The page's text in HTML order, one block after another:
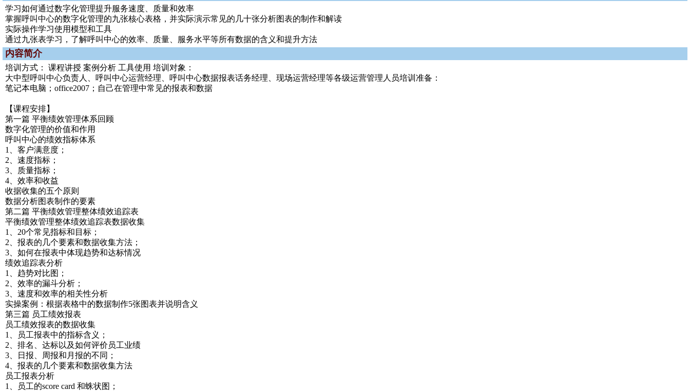
学习如何通过数字化管理提升服务速度、质量和效率
掌握呼叫中心的数字化管理的九张核心表格，并实际演示常见的几十张分析图表的制作和解读
实际操作学习使用模型和工具
通过九张表学习，了解呼叫中心的效率、质量、服务水平等所有数据的含义和提升方法
内容简介
培训方式： 课程讲授 案例分析 工具使用 培训对象：
大中型呼叫中心负责人、呼叫中心运营经理、呼叫中心数据报表话务经理、现场运营经理等各级运营管理人员培训准备：
笔记本电脑；office2007；自己在管理中常见的报表和数据
【课程安排】
第一篇 平衡绩效管理体系回顾
数字化管理的价值和作用
呼叫中心的绩效指标体系
1、客户满意度；
2、速度指标；
3、质量指标；
4、效率和收益
收据收集的五个原则
数据分析图表制作的要素
第二篇 平衡绩效管理整体绩效追踪表
平衡绩效管理整体绩效追踪表数据收集
1、20个常见指标和目标；
2、报表的几个要素和数据收集方法；
3、如何在报表中体现趋势和达标情况
绩效追踪表分析
1、趋势对比图；
2、效率的漏斗分析；
3、速度和效率的相关性分析
实操案例：根据表格中的数据制作5张图表并说明含义
第三篇 员工绩效报表
员工绩效报表的数据收集
1、员工报表中的指标含义；
2、排名、达标以及如何评价员工业绩
3、日报、周报和月报的不同；
4、报表的几个要素和数据收集方法
员工报表分析
1、员工的score card 和蛛状图；